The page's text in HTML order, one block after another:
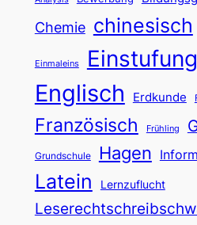
Chemie chinesisch
Einmaleins
Englisch Erdkunde
Französisch Frühling
Grundschule Hagen
Latein Lernzuflucht